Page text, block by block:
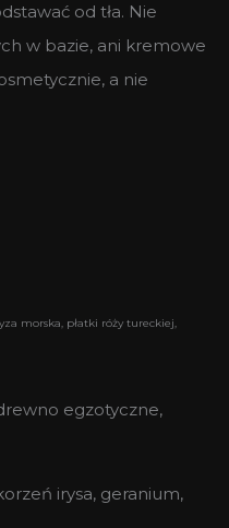
od tła. Nie
w bazie, ani kremowe
a nie
morska, płatki róży tureckiej,
egzotyczne,
irysa, geranium,